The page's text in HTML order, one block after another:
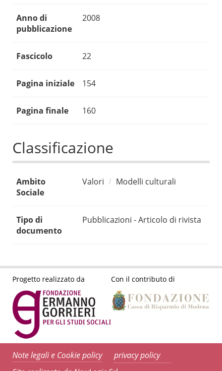
Anno di
pubblicazione
2008
Fascicolo 22
Pagina iniziale 154
Pagina finale 160
Classificazione
Ambito
Sociale
Valori Modelli culturali
Tipo di
documento
Pubblicazioni - Articolo di rivista
Progetto realizzato da Con il contributo di
Note legali e Cookie policy
privacy policy